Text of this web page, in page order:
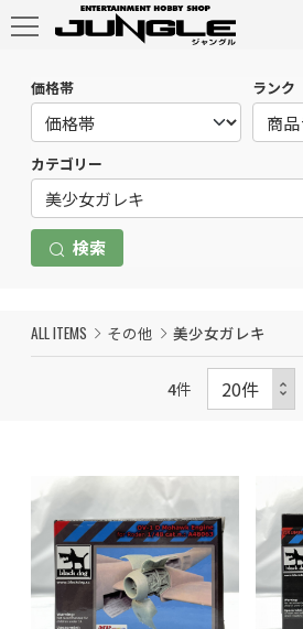
価格帯 ランク
カテゴリー
検索
ALL ITEMS その他 美少女ガレキ
4件